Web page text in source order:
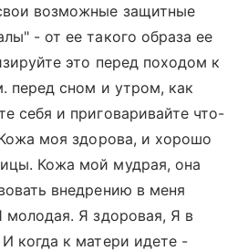
возможные защитные
- от ее такого образа ее
это перед походом к
перед сном и утром, как
себя и приговаривайте что-
моя здорова, и хорошо
Кожа мой мудрая, она
внедрению в меня
молодая. Я здоровая, Я в
когда к матери идете -